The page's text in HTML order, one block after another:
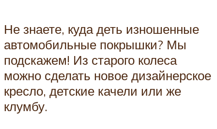
Не знаете, куда деть изношенные
автомобильные покрышки? Мы
подскажем! Из старого колеса
можно сделать новое дизайнерское
кресло, детские качели или же
клумбу.